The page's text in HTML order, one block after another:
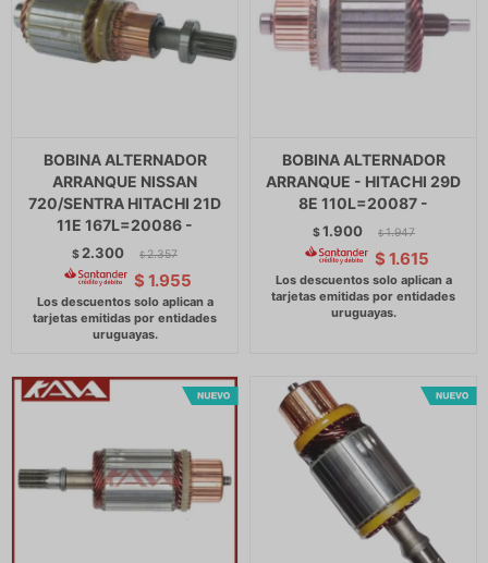
BOBINA ALTERNADOR
ARRANQUE NISSAN
720/SENTRA HITACHI 21D
11E 167L=20086 -
$ 2.300 $ 2.357
$ 1.955
BOBINA ALTERNADOR
ARRANQUE - HITACHI 29D
8E 110L=20087 -
$1.900 $ 1.947
$ 1.615